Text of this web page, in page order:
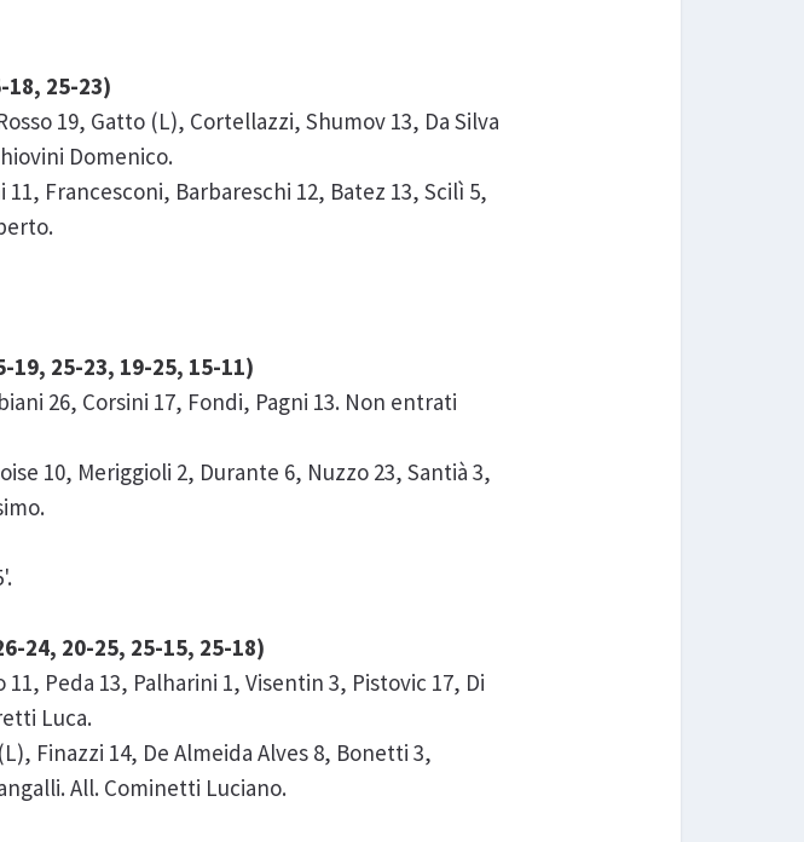
18, 25-23)
19, Gatto (L), Cortellazzi, Shumov 13, Da Silva
Domenico.
11, Francesconi, Barbareschi 12, Batez 13, Scilì 5,
19, 25-23, 19-25, 15-11)
26, Corsini 17, Fondi, Pagni 13. Non entrati
10, Meriggioli 2, Durante 6, Nuzzo 23, Santià 3,
24, 20-25, 25-15, 25-18)
11, Peda 13, Palharini 1, Visentin 3, Pistovic 17, Di
Luca.
Finazzi 14, De Almeida Alves 8, Bonetti 3,
All. Cominetti Luciano.